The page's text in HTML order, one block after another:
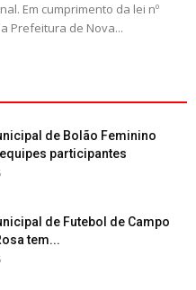
Em cumprimento da lei nº
Prefeitura de Nova...
de Bolão Feminino
participantes
de Futebol de Campo
tem...